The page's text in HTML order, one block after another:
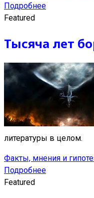
Подробнее
Featured
Тысяча лет
литературы в целом.
Факты, мнения и
Подробнее
Featured